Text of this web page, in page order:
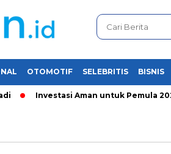
OTOMOTIF SELEBRITIS BISNIS
Investasi Aman untuk Pemula